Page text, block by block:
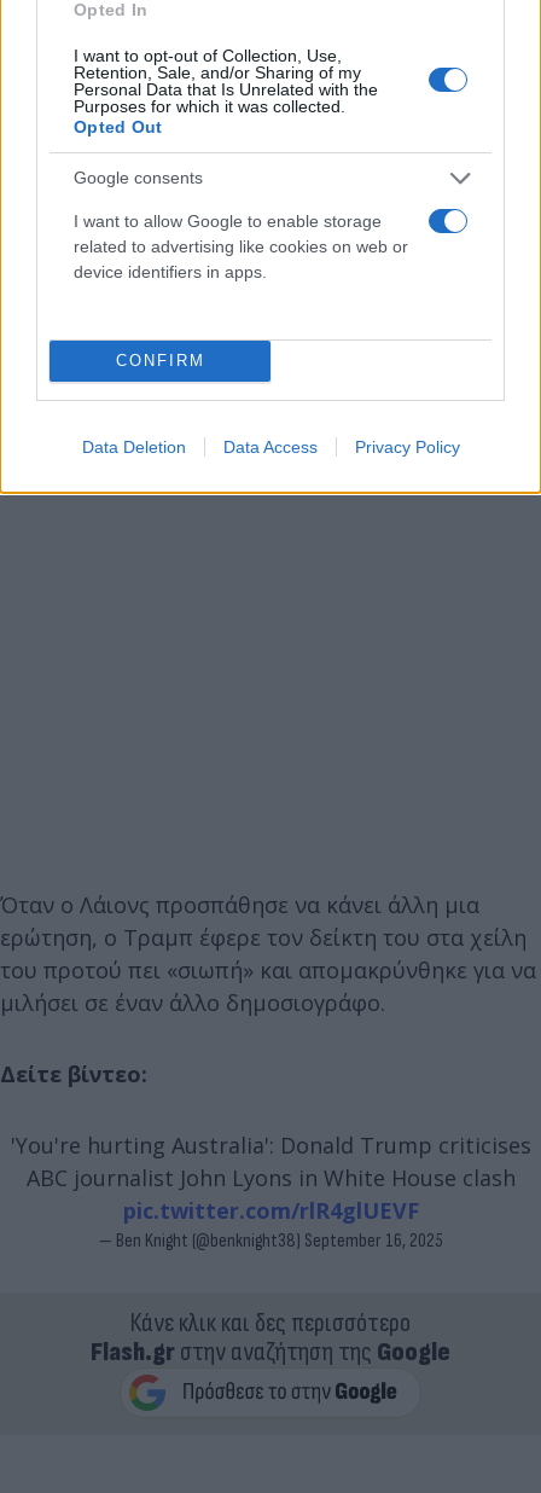
Opted In
I want to opt-out of Collection, Use,
Retention, Sale, and/or Sharing of my
Personal Data that Is Unrelated with the
Purposes for which it was collected.
Opted Out
Google consents
I want to allow Google to enable storage
related to advertising like cookies on web or
device identifiers in apps.
CONFIRM
Data Deletion Data Access Privacy Policy
συνομιλήτή του ο Τραμπ.
Όταν ο Λάιονς προσπάθησε να κάνει άλλη μια
ερώτηση, ο Τραμπ έφερε τον δείκτη του στα χείλη
του προτού πει «σιωπή» και απομακρύνθηκε για να
μιλήσει σε έναν άλλο δημοσιογράφο.
Δείτε βίντεο:
'You're hurting Australia': Donald Trump criticises
ABC journalist John Lyons in White House clash
pic.twitter.com/rlR4glUEVF
— Ben Knight (@benknight38) September 16, 2025
Κάνε κλικ και δες περισσότερο
Flash.grστην αναζήτηση της Google